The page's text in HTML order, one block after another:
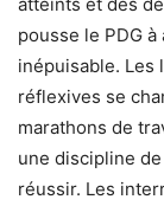
pousse le PDG
inépuisable. Les
réflexives se
marathons de
une discipline
réussir. Les